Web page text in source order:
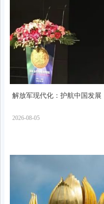
解放军现代化：护航中国发展
2026-08-05